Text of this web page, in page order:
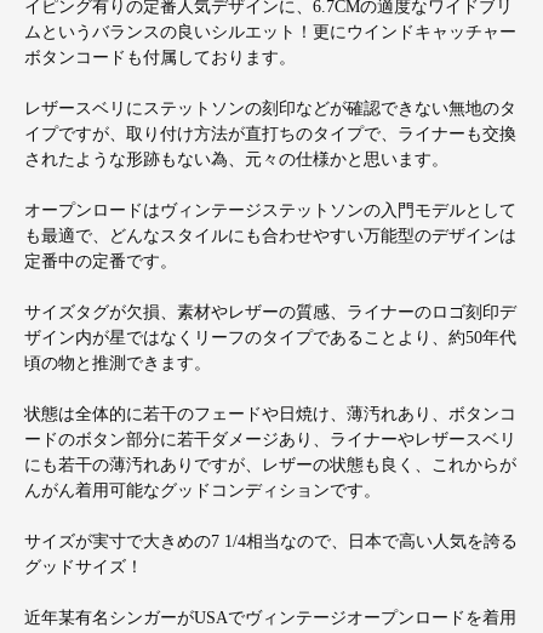
イピング有りの定番人気デザインに、6.7CMの適度なワイドブリ
ムというバランスの良いシルエット！更にウインドキャッチャー
ボタンコードも付属しております。
レザースベリにステットソンの刻印などが確認できない無地のタ
イプですが、取り付け方法が直打ちのタイプで、ライナーも交換
されたような形跡もない為、元々の仕様かと思います。
オープンロードはヴィンテージステットソンの入門モデルとして
も最適で、どんなスタイルにも合わせやすい万能型のデザインは
定番中の定番です。
サイズタグが欠損、素材やレザーの質感、ライナーのロゴ刻印デ
ザイン内が星ではなくリーフのタイプであることより、約50年代
頃の物と推測できます。
状態は全体的に若干のフェードや日焼け、薄汚れあり、ボタンコ
ードのボタン部分に若干ダメージあり、ライナーやレザースベリ
にも若干の薄汚れありですが、レザーの状態も良く、これからが
んがん着用可能なグッドコンディションです。
サイズが実寸で大きめの7 1/4相当なので、日本で高い人気を誇る
グッドサイズ！
近年某有名シンガーがUSAでヴィンテージオープンロードを着用